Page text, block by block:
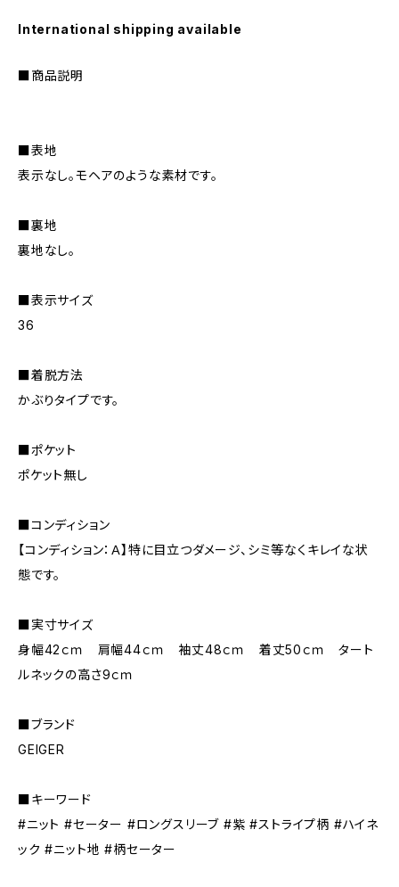
International shipping available
■商品説明
■表地
表示なし。モヘアのような素材です。
■裏地
裏地なし。
■表示サイズ
36
■着脱方法
かぶりタイプです。
■ポケット
ポケット無し
■コンディション
【コンディション：Ａ】特に目立つダメージ、シミ等なくキレイな状
態です。
■実寸サイズ
身幅42ｃｍ 肩幅44ｃｍ 袖丈48ｃｍ 着丈50ｃｍ タート
ルネックの高さ9ｃｍ
■ブランド
GEIGER
■キーワード
#ニット #セーター #ロングスリーブ #紫 #ストライプ柄 #ハイネ
ック #ニット地 #柄セーター